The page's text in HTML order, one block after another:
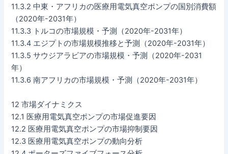
11.3.2 中東・アフリカの医療用電気真空ポンプの国別消費額
（2020年-2031年）
11.3.3 トルコの市場規模・予測（2020年-2031年）
11.3.4 エジプトの市場規模推移と予測（2020年-2031年）
11.3.5 サウジアラビアの市場規模・予測（2020年-2031
年）
11.3.6 南アフリカの市場規模・予測（2020年-2031年）
12 市場ダイナミクス
12.1 医療用電気真空ポンプの市場促進要因
12.2 医療用電気真空ポンプの市場抑制要因
12.3 医療用電気真空ポンプの動向分析